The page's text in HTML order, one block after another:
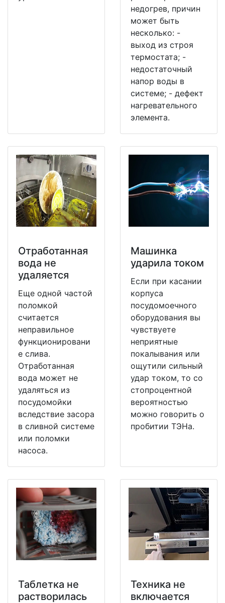
недогрев, причин
может быть
несколько: -
выход из строя
термостата; -
недостаточный
напор воды в
системе; - дефект
нагревательного
элемента.
Отработанная
вода не
удаляется
Еще одной частой
поломкой
считается
неправильное
функционировани
е слива.
Отработанная
вода может не
удаляться из
посудомойки
вследствие засора
в сливной системе
или поломки
насоса.
Машинка
ударила током
Если при касании
корпуса
посудомоечного
оборудования вы
чувствуете
неприятные
покалывания или
ощутили сильный
удар током, то со
стопроцентной
вероятностью
можно говорить о
пробитии ТЭНа.
Таблетка не
растворилась
Техника не
включается